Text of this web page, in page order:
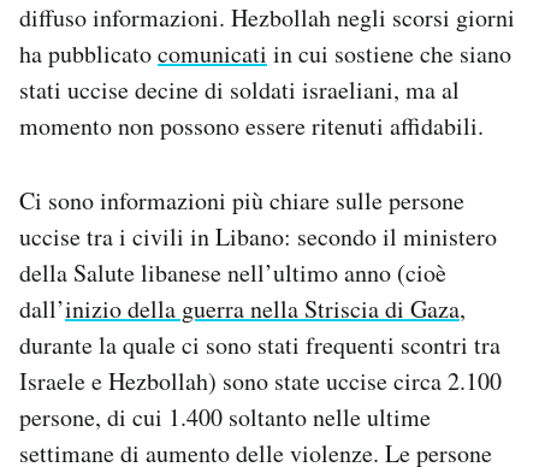
diffuso informazioni. Hezbollah negli scorsi giorni
ha pubblicatocomunicati in cui sostiene che siano
stati uccise decine di soldati israeliani, ma al
momento non possono essere ritenuti affidabili.
Ci sono informazioni più chiare sulle persone
uccise tra i civili in Libano: secondo il ministero
della Salute libanese nell’ultimo anno (cioè
dall’inizio della guerra nella Striscia di Gaza,
durante la quale ci sono stati frequenti scontri tra
Israele e Hezbollah) sono state uccise circa 2.100
persone, di cui 1.400 soltanto nelle ultime
settimane di aumento delle violenze. Le persone